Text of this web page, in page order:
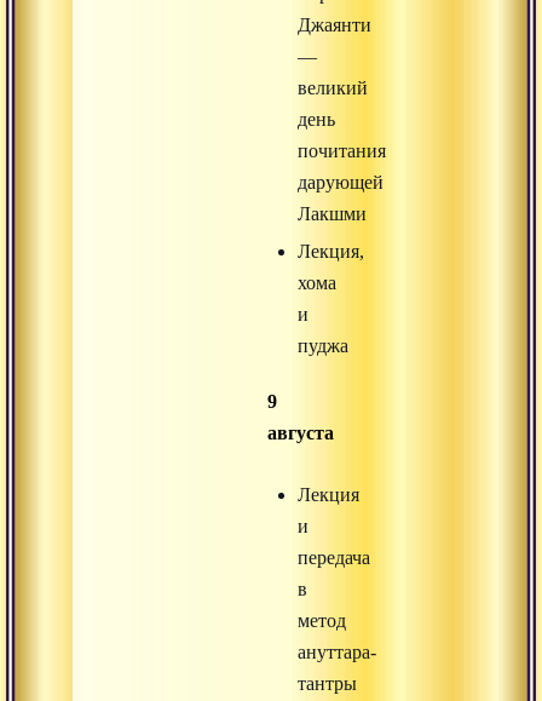
Джаянти
—
великий
день
почитания
дарующей
Лакшми
Лекция,
хома
и
пуджа
9
августа
Лекция
и
передача
в
метод
ануттара-
тантры